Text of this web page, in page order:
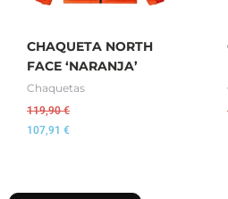
CHAQUETA NORTH
FACE ‘NARANJA’
Chaquetas
119,90€
107,91 €